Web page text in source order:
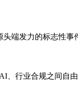
端发力的标志性事
、行业合规之间自